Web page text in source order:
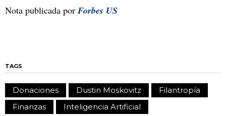
Nota publicada porForbes US
TAGS
Donaciones Dustin Moskovitz
Filantropía
Finanzas
Inteligencia Artificial